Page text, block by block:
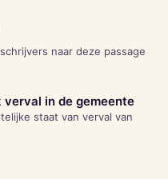
naar deze passage
in de gemeente
staat van verval van